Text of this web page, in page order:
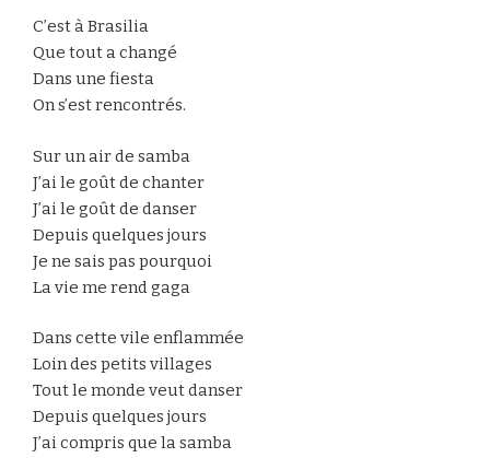
C’est à Brasilia
Que tout a changé
Dans une fiesta
On s’est rencontrés.
Sur un air de samba
J’ai le goût de chanter
J’ai le goût de danser
Depuis quelques jours
Je ne sais pas pourquoi
La vie me rend gaga
Dans cette vile enflammée
Loin des petits villages
Tout le monde veut danser
Depuis quelques jours
J’ai compris que la samba